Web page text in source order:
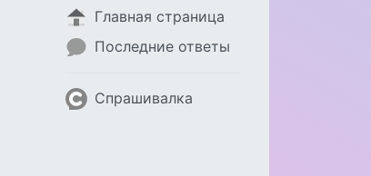
Главная страница
Последние ответы
Спрашивалка